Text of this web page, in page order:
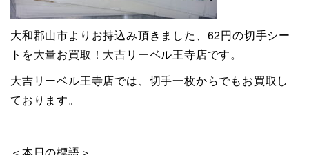
大和郡山市よりお持込み頂きました、62円の切手シー
トを大量お買取！大吉リーベル王寺店です。
大吉リーベル王寺店では、切手一枚からでもお買取し
ております。